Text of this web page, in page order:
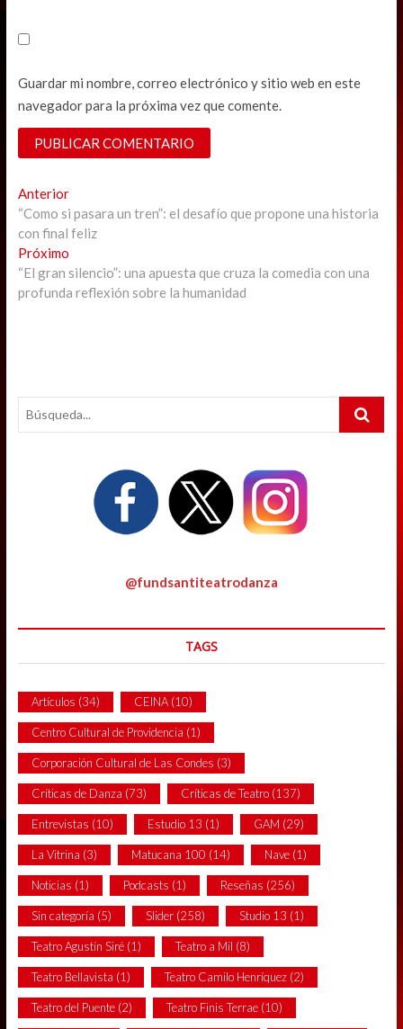
Guardar mi nombre, correo electrónico y sitio web en este
navegador para la próxima vez que comente.
Navegación
de
entradas
AnteriorPrevious
post:
“Como si pasara un tren”: el desafío que propone una historia
con final feliz
PróximoNext
post:
“El gran silencio”: una apuesta que cruza la comedia con una
profunda reflexión sobre la humanidad
Search
@fundsantiteatrodanza
TAGS
Artículos (34) CEINA(10)
Centro Cultural de Providencia (1)
Corporación Cultural de Las Condes (3)
Críticas de Danza (73) Críticas de Teatro(137)
Entrevistas (10) Estudio 13 (1) GAM (29)
La Vitrina (3) Matucana 100 (14) Nave(1)
Noticias (1) Podcasts (1) Reseñas (256)
Sin categoría (5) Slider(258) Studio 13 (1)
Teatro Agustín Siré(1) Teatro a Mil (8)
Teatro Bellavista (1) Teatro Camilo Henríquez(2)
Teatro del Puente(2) Teatro Finis Terrae(10)